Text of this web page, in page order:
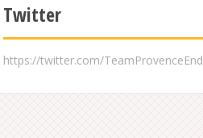
Twitter
https://twitter.com/TeamProvenceEnd